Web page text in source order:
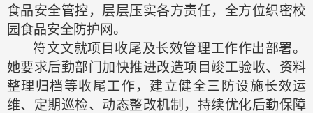
食品安全管控，层层压实各方责任，全方位织密校
园食品安全防护网。
符文文就项目收尾及长效管理工作作出部署。
她要求后勤部门加快推进改造项目竣工验收、资料
整理归档等收尾工作，建立健全三防设施长效运
维、定期巡检、动态整改机制，持续优化后勤保障